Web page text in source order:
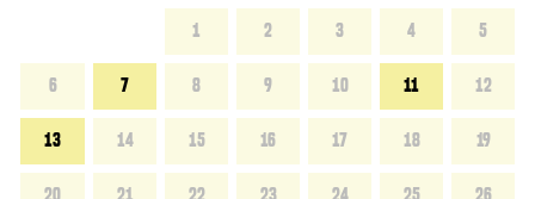
1 2 3 4 5
6 7 8 9 10 11 12
13 14 15 16 17 18 19